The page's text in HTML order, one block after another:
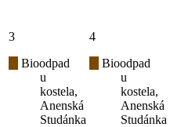
3
Bioodpad
u
kostela,
Anenská
Studánka
4
Bioodpad
u
kostela,
Anenská
Studánka